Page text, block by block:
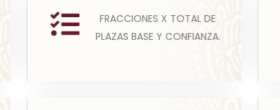
FRACCIONES X TOTAL DE
PLAZAS BASE Y CONFIANZA.
obligados publicarán
información con base en su estr...